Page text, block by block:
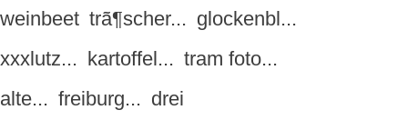
weinbeet trã¶scher... glockenbl...
xxxlutz... kartoffel... tram foto...
alte... freiburg... drei